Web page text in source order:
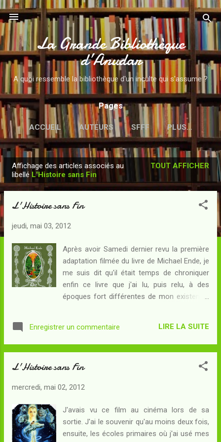
Accéder au contenu principal
La Grande Bibliothèque
d’Anudar
A quoi ressemble la bibliothèque d'un inculte qui s'assume ?
Pages
ACCUEIL AUTEURS SFFF PLUS…
r
Affichage des articles associés au
libellé L'Histoire sans Fin
TOUT AFFICHER
L'Histoire sans Fin
jeudi, mai 03, 2012
Après avoir Samedi dernier revu la première
adaptation filmée du livre de Michael Ende, je
me suis dit qu'il était temps de chroniquer
enfin ce livre que j'ai lu, puis relu, à des
époques fort différentes de mon existence.
livre offert par une ancienne professeure
d'allemand, présentant quelques
illustrations magnifiques, mais aussi écrit
rouge et une verte, en fonction du monde où
bien fait une photo pour démonstration mais
je n'ai pas été capable de le détecter dans
mon grenier. Faudra que je le recherche. A la
Enregistrer un commentaire LIRE LA SUITE
L'Histoire sans Fin
mercredi, mai 02, 2012
J'avais vu ce film au cinéma lors de sa
sortie. J'ai le souvenir qu'au moins deux fois,
ensuite, les écoles primaires où j'ai usé mes